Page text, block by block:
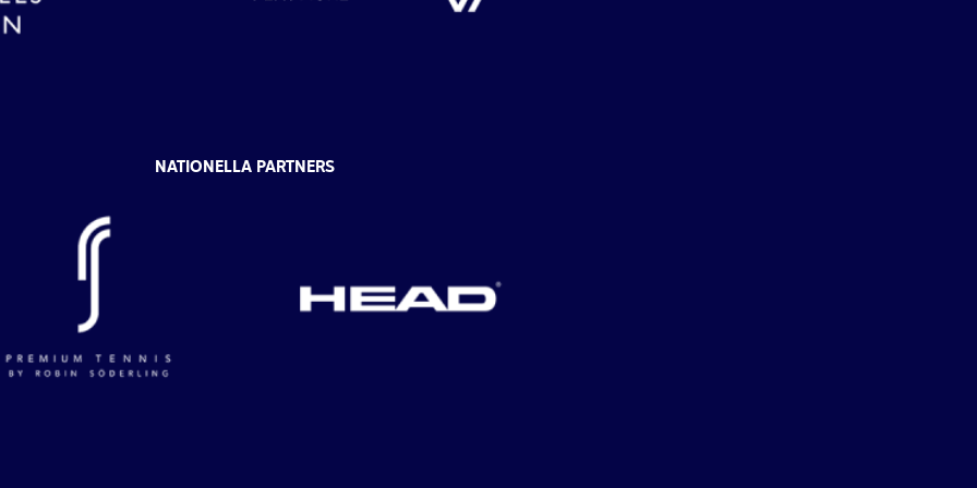
NATIONELLA PARTNERS